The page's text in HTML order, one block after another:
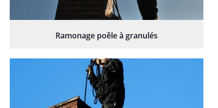
Ramonage poêle à granulés